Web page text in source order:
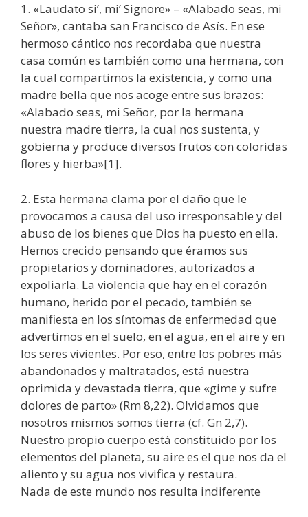
1. «Laudato si’, mi’ Signore» – «Alabado seas, mi
Señor», cantaba san Francisco de Asís. En ese
hermoso cántico nos recordaba que nuestra
casa común es también como una hermana, con
la cual compartimos la existencia, y como una
madre bella que nos acoge entre sus brazos:
«Alabado seas, mi Señor, por la hermana
nuestra madre tierra, la cual nos sustenta, y
gobierna y produce diversos frutos con coloridas
flores y hierba»[1].
2. Esta hermana clama por el daño que le
provocamos a causa del uso irresponsable y del
abuso de los bienes que Dios ha puesto en ella.
Hemos crecido pensando que éramos sus
propietarios y dominadores, autorizados a
expoliarla. La violencia que hay en el corazón
humano, herido por el pecado, también se
manifiesta en los síntomas de enfermedad que
advertimos en el suelo, en el agua, en el aire y en
los seres vivientes. Por eso, entre los pobres más
abandonados y maltratados, está nuestra
oprimida y devastada tierra, que «gime y sufre
dolores de parto» (Rm 8,22). Olvidamos que
nosotros mismos somos tierra (cf. Gn 2,7).
Nuestro propio cuerpo está constituido por los
elementos del planeta, su aire es el que nos da el
aliento y su agua nos vivifica y restaura.
Nada de este mundo nos resulta indiferente